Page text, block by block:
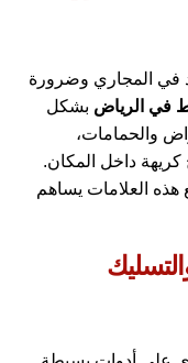
في المجاري وضرورة
في الرياض بشكل
والحمامات،
كريهة داخل المكان.
هذه العلامات يساهم